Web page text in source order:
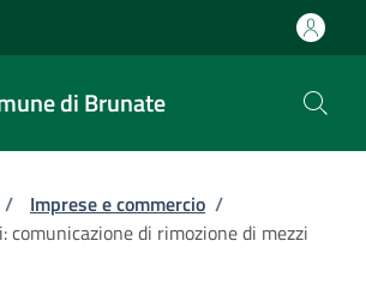
di Brunate
pane
/ Imprese e commercio /
comunicazione di rimozione di mezzi